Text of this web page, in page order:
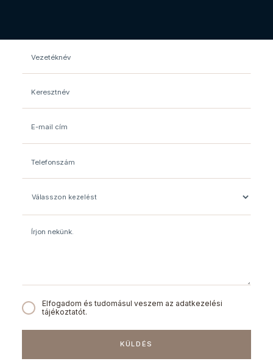
Elfogadom és tudomásul veszem az adatkezelési
tájékoztatót.